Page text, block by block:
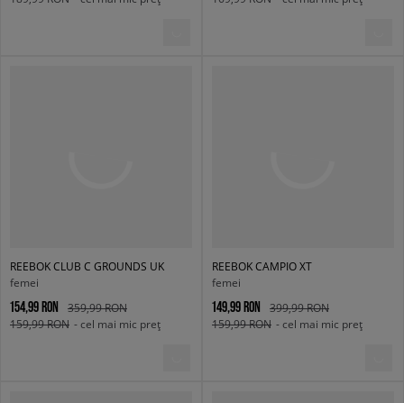
REEBOK CLUB C GROUNDS UK
femei
154,99 RON
359,99 RON
159,99 RON - cel mai mic preț
REEBOK CAMPIO XT
femei
149,99 RON
399,99 RON
159,99 RON - cel mai mic preț